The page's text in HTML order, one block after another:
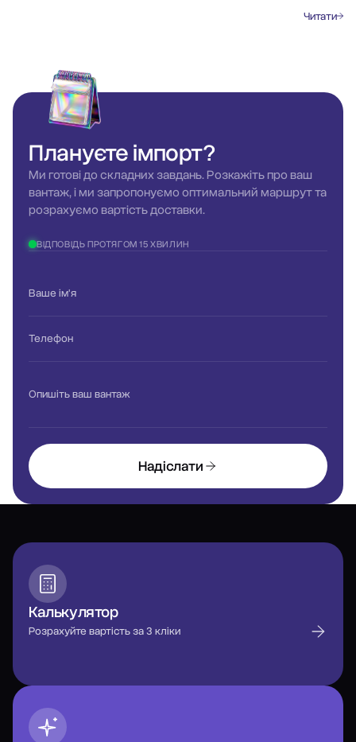
Читати
Плануєтеімпорт?
Ми готові до складних завдань. Розкажіть про ваш
вантаж, і ми запропонуємо оптимальний маршрут та
розрахуємо вартість доставки.
ВІДПОВІДЬ ПРОТЯГОМ 15 ХВИЛИН
Ваше ім'я
Телефон
Опишіть ваш вантаж
Надіслати
Калькулятор
Розрахуйте вартість за 3 кліки